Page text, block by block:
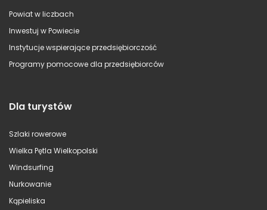
Powiat w liczbach
Inwestuj w Powiecie
Instytucje wspierające przedsiębiorczość
Programy pomocowe dla przedsiębiorców
Dla turystów
Szlaki rowerowe
Wielka Pętla Wielkopolski
Windsurfing
Nurkowanie
Kąpieliska